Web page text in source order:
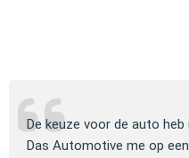
De keuze voor de auto
Das Automotive me op